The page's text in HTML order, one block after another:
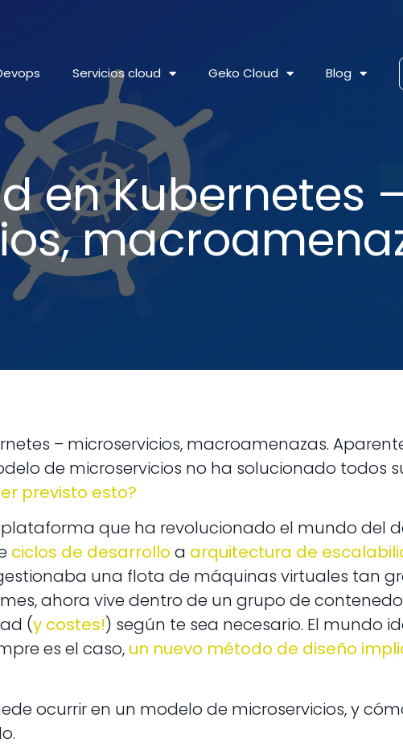
Servicios cloud Geko Cloud Blog
en Kubernetes –
– microservicios, macroamenazas.
de microservicios no ha solucionado todos
previsto esto?
plataforma que ha revolucionado el mundo del
ciclos de desarrollo a arquitectura de
una flota de máquinas virtuales tan
ahora vive dentro de un grupo de
(y costes!) según te sea necesario. El mundo
es el caso, un nuevo método de diseño
ocurrir en un modelo de microservicios, y